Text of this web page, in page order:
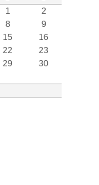
1
2
8
9
15
16
22
23
29
30